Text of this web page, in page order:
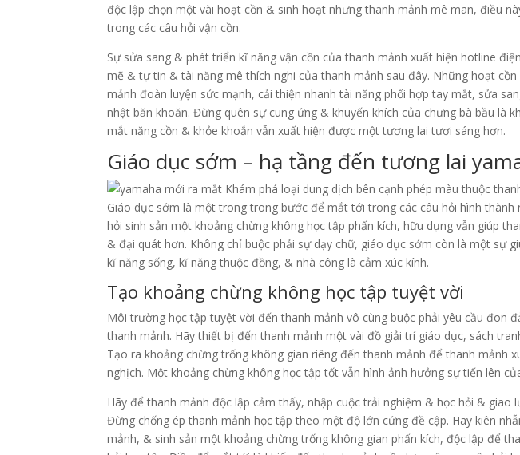
độc lập chọn một vài hoạt cồn & sinh hoạt nhưng thanh mảnh mê man, điều
trong các câu hỏi vận cồn.
Sự sửa sang & phát triển kĩ năng vận cồn của thanh mảnh xuất hiện hotline
mẽ & tự tin & tài năng mê thích nghi của thanh mảnh sau đây. Những hoạt
mảnh đoàn luyện sức mạnh, cải thiện nhanh tài năng phối hợp tay mắt, sửa
nhật băn khoăn. Đừng quên sự cung ứng & khuyến khích của chưng bà bầu là
mắt năng cồn & khỏe khoắn vẫn xuất hiện được một tương lai tươi sáng hơn.
Giáo dục sớm – hạ tầng đến tương lai
Giáo dục sớm là một trong trong bước để mắt tới trong các câu hỏi hình
hỏi sinh sản một khoảng chừng không học tập phấn kích, hữu dụng vẫn giúp
& đại quát hơn. Không chỉ buộc phải sự dạy chữ, giáo dục sớm còn là một sự
kĩ năng sống, kĩ năng thuộc đồng, & nhà công là cảm xúc kính.
Tạo khoảng chừng không học tập tuyệt vời
Môi trường học tập tuyệt vời đến thanh mảnh vô cùng buộc phải yêu cầu đon
thanh mảnh. Hãy thiết bị đến thanh mảnh một vài đồ giải trí giáo dục, sách
Tạo ra khoảng chừng trống không gian riêng đến thanh mảnh để thanh mảnh
nghịch. Một khoảng chừng không học tập tốt vẫn hình ảnh hưởng sự tiến lên
Hãy để thanh mảnh độc lập cảm thấy, nhập cuộc trải nghiệm & học hỏi & giao
Đừng chống ép thanh mảnh học tập theo một độ lớn cứng đề cập. Hãy kiên
mảnh, & sinh sản một khoảng chừng trống không gian phấn kích, độc lập để